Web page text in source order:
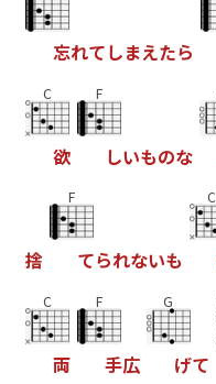
忘れてしまえたら
C
欲
F
しいものな
捨
F
てられないも
C
C
両
F
手広
G
げて